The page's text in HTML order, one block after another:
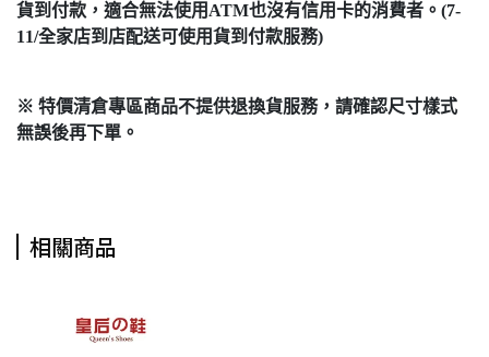
貨到付款，適合無法使用ATM也沒有信用卡的消費者。(7-
11/全家店到店配送可使用貨到付款服務)
※ 特價清倉專區商品不提供退換貨服務，請確認尺寸樣式
無誤後再下單。
相關商品